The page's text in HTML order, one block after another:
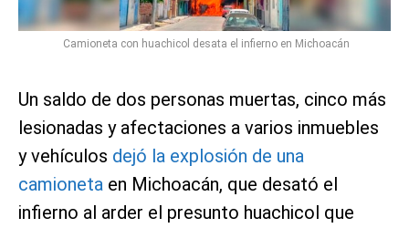
Camioneta con huachicol desata el infierno en Michoacán
Un saldo de dos personas muertas, cinco más
lesionadas y afectaciones a varios inmuebles
y vehículos dejó la explosión de una
camioneta en Michoacán, que desató el
infierno al arder el presunto huachicol que